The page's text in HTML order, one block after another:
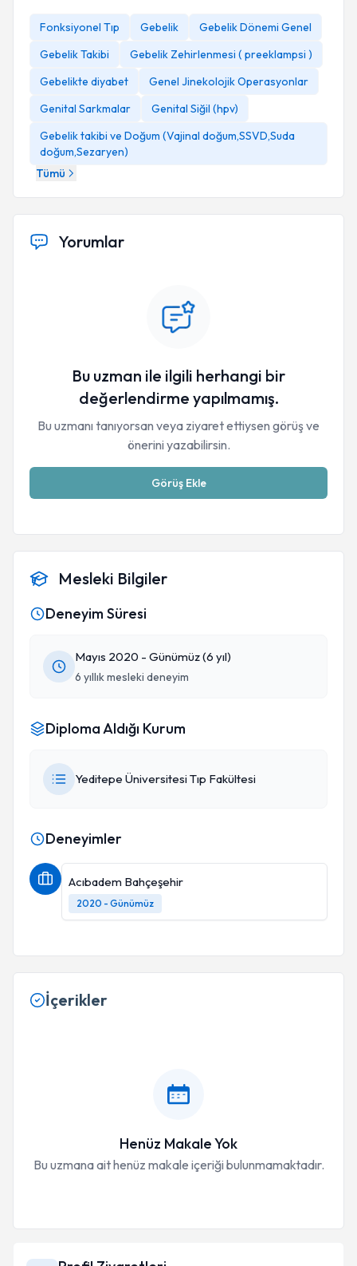
Op. Dr. Tuğba Karadeniz Atalay,
Fonksiyonel Tıp Gebelik
Gebelik Dönemi Genel
Gebelik Takibi
Gebelik Zehirlenmesi ( preeklampsi )
Gebelikte diyabet
Genel Jinekolojik Operasyonlar
Genital Sarkmalar
Genital Siğil (hpv)
Gebelik takibi ve Doğum (Vajinal doğum,SSVD,Suda
doğum,Sezaryen)
Tümü
Yorumlar
Bu uzman ile ilgili herhangi bir
değerlendirme yapılmamış.
Bu uzmanı tanıyorsan veya ziyaret ettiysen görüş ve
önerini yazabilirsin.
Görüş Ekle
Mesleki Bilgiler
Deneyim Süresi
Mayıs 2020 - Günümüz (6 yıl)
6 yıllık mesleki deneyim
Diploma Aldığı Kurum
Yeditepe Üniversitesi Tıp Fakültesi
Deneyimler
Acıbadem Bahçeşehir
2020 - Günümüz
İçerikler
Henüz Makale Yok
Bu uzmana ait henüz makale içeriği bulunmamaktadır.